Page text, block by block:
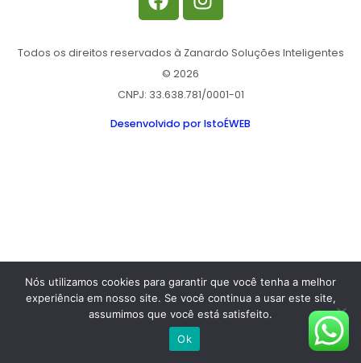
Todos os direitos reservados à Zanardo Soluções Inteligentes
© 2026
CNPJ: 33.638.781/0001-01
Desenvolvido por IstoÉWEB
Nós utilizamos cookies para garantir que você tenha a melhor
experiência em nosso site. Se você continua a usar este site,
assumimos que você está satisfeito.
Ok